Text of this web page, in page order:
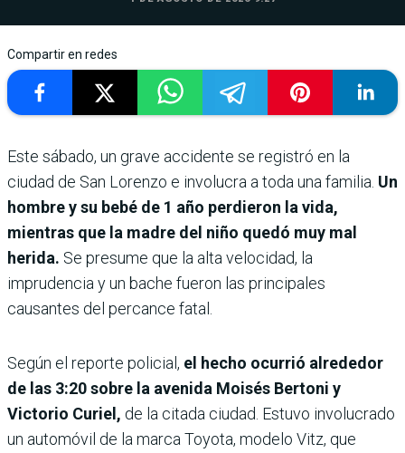
Compartir en redes
Este sábado, un grave accidente se registró en la
ciudad de San Lorenzo e involucra a toda una familia. Un
hombre y su bebé de 1 año perdieron la vida,
mientras que la madre del niño quedó muy mal
herida. Se presume que la alta velocidad, la
imprudencia y un bache fueron las principales
causantes del percance fatal.
Según el reporte policial, el hecho ocurrió alrededor
de las 3:20 sobre la avenida Moisés Bertoni y
Victorio Curiel, de la citada ciudad. Estuvo involucrado
un automóvil de la marca Toyota, modelo Vitz, que